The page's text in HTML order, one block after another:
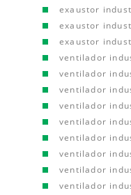
exaustor
exaustor
exaustor
ventilador
ventilador
ventilador
ventilador
ventilador
ventilador
ventilador
ventilador
ventilador